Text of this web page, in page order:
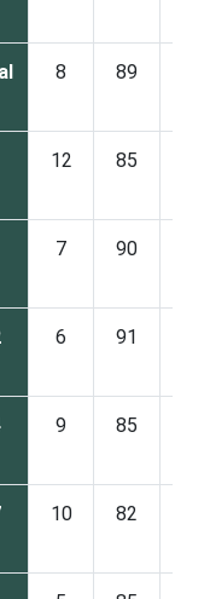
8 89
12 85
7 90
6 91
9 85
10 82